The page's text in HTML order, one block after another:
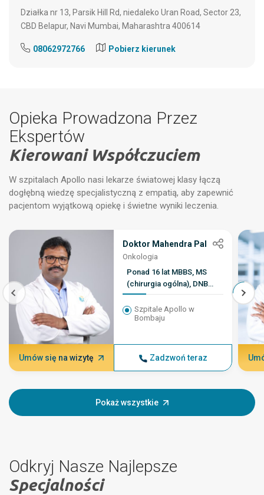
Działka nr 13, Parsik Hill Rd, niedaleko Uran Road, Sector 23,
CBD Belapur, Navi Mumbai, Maharashtra 400614
08062972766 Pobierz kierunek
Opieka Prowadzona Przez
Ekspertów
Kierowani Współczuciem
W szpitalach Apollo nasi lekarze światowej klasy łączą
dogłębną wiedzę specjalistyczną z empatią, aby zapewnić
pacjentom wyjątkową opiekę i świetne wyniki leczenia.
Doktor Mahendra Pal
Onkologia
Ponad 16 lat MBBS, MS
(chirurgia ogólna), DNB
(chirurgia układu
moczowo-płciowego),
stypendium HBNI
Szpitale Apollo w
Bombaju
Umów się na wizytę Zadzwoń teraz
Pokaż wszystkie
Odkryj Nasze Najlepsze
Specjalności